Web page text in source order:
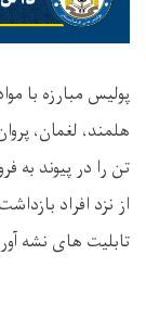
پولیس مبارزه با
تن را در پیوند به
تابلیت های نشه